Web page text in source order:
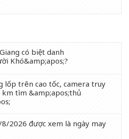
có biệt danh
Khó&amp;apos;?
lốp trên cao tốc, camera truy
tìm &amp;apos;thủ
8/2026 được xem là ngày may